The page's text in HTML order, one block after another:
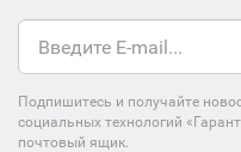
Подпишитесь и получайте
социальных технологий
почтовый ящик.